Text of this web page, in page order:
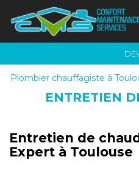
Plombier chauffagiste à
ENTRETIEN
Entretien de
Expert à Toulouse
Panneau de gestion des cookies